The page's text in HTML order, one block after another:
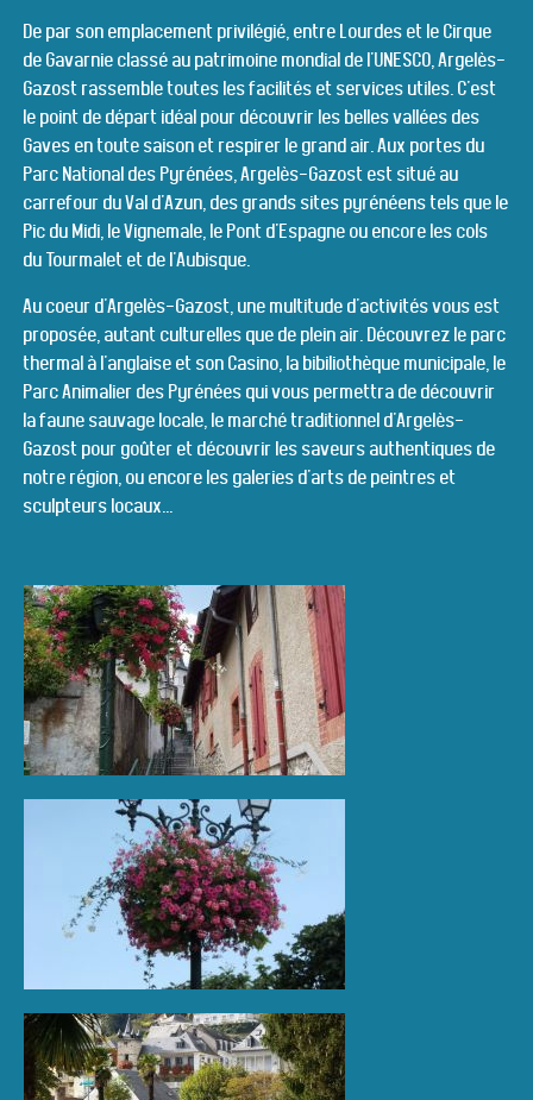
De par son emplacement privilégié, entre Lourdes et le Cirque
de Gavarnie classé au patrimoine mondial de l'UNESCO, Argelès-
Gazost rassemble toutes les facilités et services utiles. C'est
le point de départ idéal pour découvrir les belles vallées des
Gaves en toute saison et respirer le grand air. Aux portes du
Parc National des Pyrénées, Argelès-Gazost est situé au
carrefour du Val d'Azun, des grands sites pyrénéens tels que le
Pic du Midi, le Vignemale, le Pont d'Espagne ou encore les cols
du Tourmalet et de l'Aubisque.
Au coeur d'Argelès-Gazost, une multitude d'activités vous est
proposée, autant culturelles que de plein air. Découvrez le parc
thermal à l'anglaise et son Casino, la bibiliothèque municipale, le
Parc Animalier des Pyrénées qui vous permettra de découvrir
la faune sauvage locale, le marché traditionnel d'Argelès-
Gazost pour goûter et découvrir les saveurs authentiques de
notre région, ou encore les galeries d'arts de peintres et
sculpteurs locaux...